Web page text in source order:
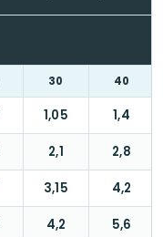
30 40
1,05 1,4
2,1 2,8
3,15 4,2
4,2 5,6